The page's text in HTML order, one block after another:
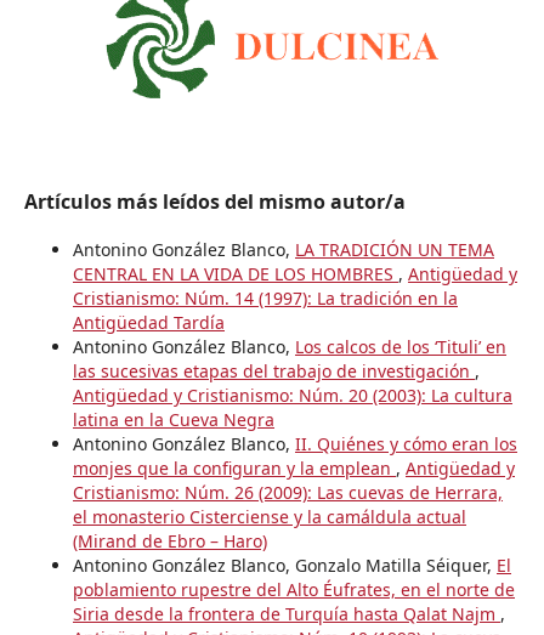
Artículos más leídos del mismo autor/a
Antonino González Blanco, LA TRADICIÓN UN TEMA
CENTRAL EN LA VIDA DE LOS HOMBRES , Antigüedad y
Cristianismo: Núm. 14 (1997): La tradición en la
Antigüedad Tardía
Antonino González Blanco, Los calcos de los ‘Tituli’ en
las sucesivas etapas del trabajo de investigación ,
Antigüedad y Cristianismo: Núm. 20 (2003): La cultura
latina en la Cueva Negra
Antonino González Blanco, II. Quiénes y cómo eran los
monjes que la configuran y la emplean , Antigüedad y
Cristianismo: Núm. 26 (2009): Las cuevas de Herrara,
el monasterio Cisterciense y la camáldula actual
(Mirand de Ebro – Haro)
Antonino González Blanco, Gonzalo Matilla Séiquer, El
poblamiento rupestre del Alto Éufrates, en el norte de
Siria desde la frontera de Turquía hasta Qalat Najm ,